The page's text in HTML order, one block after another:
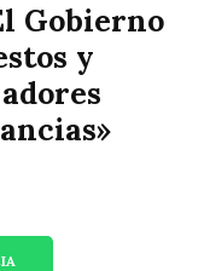
Gobierno
y